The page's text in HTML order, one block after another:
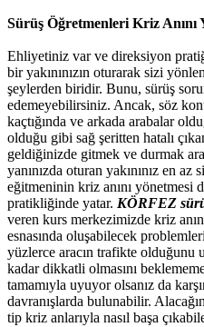
Sürüş Öğretmenleri Kriz Anını
Ehliyetiniz var ve direksiyon
bir yakınınızın oturarak sizi
şeylerden biridir. Bunu, sürüş
edemeyebilirsiniz. Ancak, söz
kaçtığında ve arkada arabalar
olduğu gibi sağ şeritten hatalı
geldiğinizde gitmek ve durmak
yanınızda oturan yakınınız en
eğitmeninin kriz anını yönetmesi
pratikliğinde yatar. KÖRFEZ
veren kurs merkezimizde kriz
esnasında oluşabilecek
yüzlerce aracın trafikte olduğunu
kadar dikkatli olmasını
tamamıyla uyuyor olsanız da
davranışlarda bulunabilir.
tip kriz anlarıyla nasıl başa